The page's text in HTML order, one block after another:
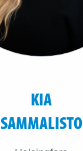
KIA
SAMMALISTO